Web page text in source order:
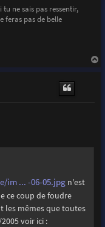
ne sais pas ressentir,
feras pas de belle
im ... -06-05.jpgn'est
ce coup de foudre
les mêmes que toutes
voir ici :